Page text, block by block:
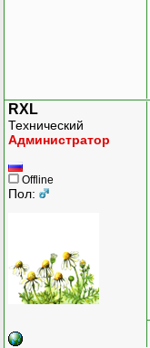
RXL
Технический
Администратор
Offline
Пол: